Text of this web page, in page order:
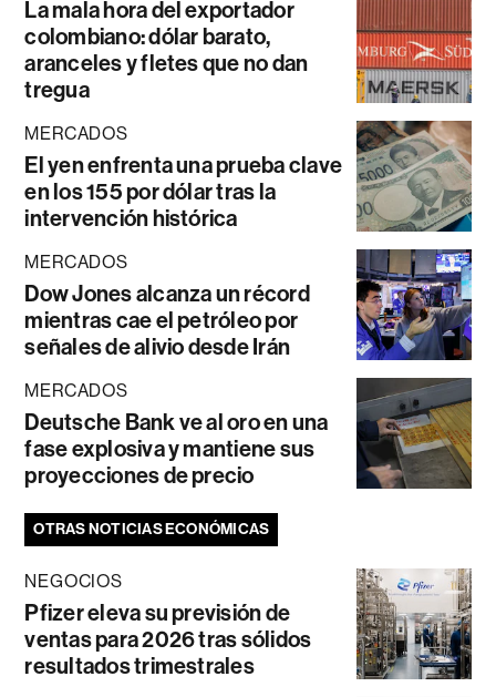
La mala hora del exportador
colombiano: dólar barato,
aranceles y fletes que no dan
tregua
MERCADOS
El yen enfrenta una prueba clave
en los 155 por dólar tras la
intervención histórica
MERCADOS
Dow Jones alcanza un récord
mientras cae el petróleo por
señales de alivio desde Irán
MERCADOS
Deutsche Bank ve al oro en una
fase explosiva y mantiene sus
proyecciones de precio
OTRAS NOTICIAS ECONÓMICAS
NEGOCIOS
Pfizer eleva su previsión de
ventas para 2026 tras sólidos
resultados trimestrales